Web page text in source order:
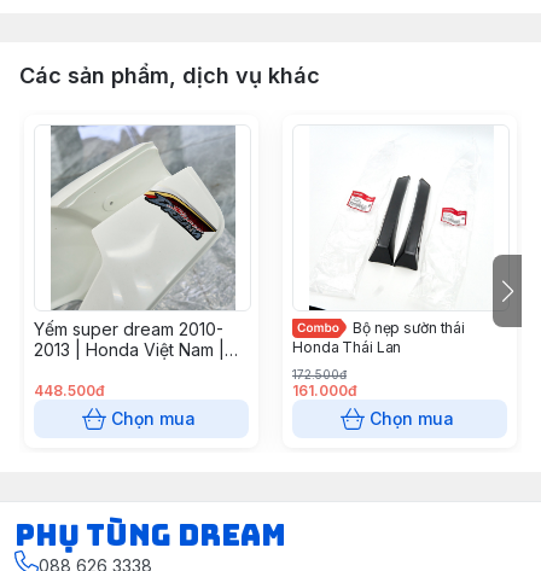
Các sản phẩm, dịch vụ khác
Yếm super dream 2010-
2013 | Honda Việt Nam |
448.500đ
Chọn mua
Bộ nẹp sườn thái
Honda Thái Lan
172.500đ
161.000đ
Chọn mua
Phụ Tùng Dream
088 626 3338